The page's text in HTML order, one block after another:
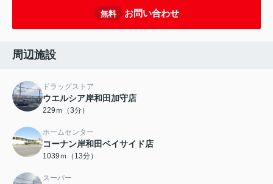
無料 お問い合わせ
周辺施設
ドラッグストア
ウエルシア岸和田加守店
229ｍ（3分）
ホームセンター
コーナン岸和田ベイサイド店
1039ｍ（13分）
スーパー